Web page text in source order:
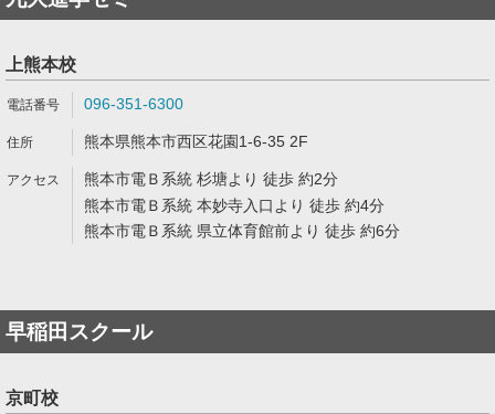
上熊本校
096-351-6300
熊本県熊本市西区花園1-6-35 2F
熊本市電Ｂ系統 杉塘より 徒歩 約2分
熊本市電Ｂ系統 本妙寺入口より 徒歩 約4分
熊本市電Ｂ系統 県立体育館前より 徒歩 約6分
早稲田スクール
京町校